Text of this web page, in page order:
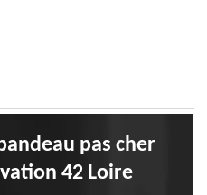
pas cher
42 Loire